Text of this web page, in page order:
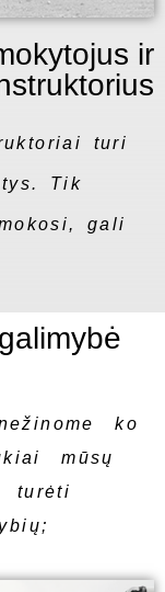
ir
turi
Tik
gali
ko
mūsų
turėti